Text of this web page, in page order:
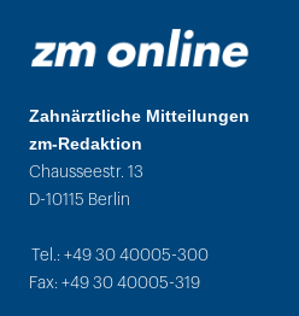
Zahnärztliche Mitteilungen
zm-Redaktion
Chausseestr. 13
D-10115 Berlin
Tel.: +49 30 40005-300
Fax: +49 30 40005-319